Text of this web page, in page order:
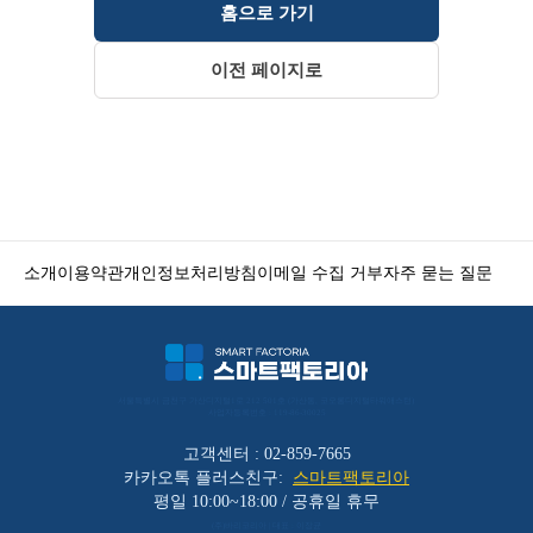
홈으로 가기
이전 페이지로
소개 이용약관개인정보처리방침 이메일 수집 거부자주 묻는 질문
고객센터 : 02-859-7665
카카오톡 플러스친구:
스마트팩토리아
평일 10:00~18:00 / 공휴일 휴무